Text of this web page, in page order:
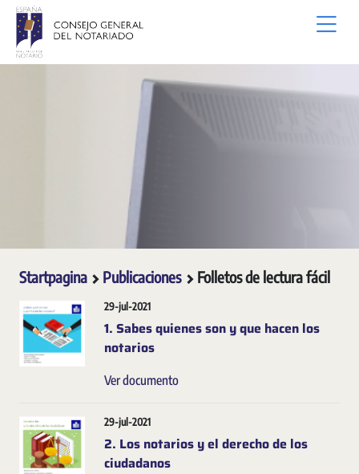
Overslaan en naar hoofdinhoud gaan
Startpagina Publicaciones Folletos de lectura fácil
29-jul-2021
1. Sabes quienes son y que hacen los
notarios
Ver documento
29-jul-2021
2. Los notarios y el derecho de los
ciudadanos